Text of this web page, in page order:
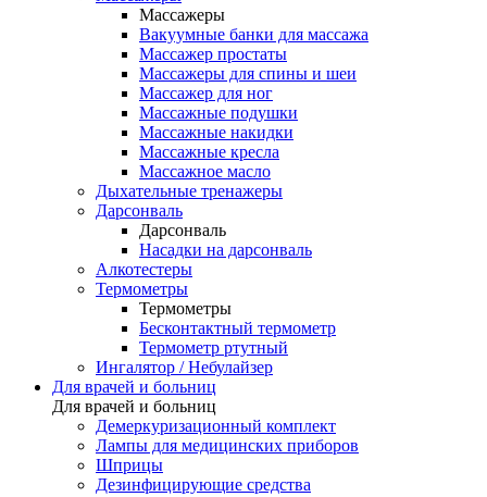
Массажеры
Вакуумные банки для массажа
Массажер простаты
Массажеры для спины и шеи
Массажер для ног
Массажные подушки
Массажные накидки
Массажные кресла
Массажное масло
Дыхательные тренажеры
Дарсонваль
Дарсонваль
Насадки на дарсонваль
Алкотестеры
Термометры
Термометры
Бесконтактный термометр
Термометр ртутный
Ингалятор / Небулайзер
Для врачей и больниц
Для врачей и больниц
Демеркуризационный комплект
Лампы для медицинских приборов
Шприцы
Дезинфицирующие средства